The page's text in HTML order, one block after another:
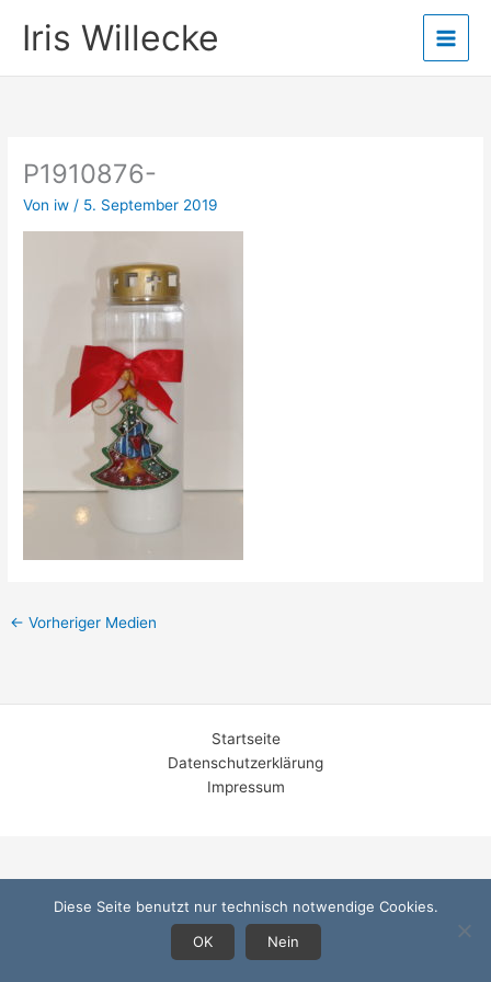
InhaltIris Willecke
P1910876-
Von iw / 5. September 2019
← Vorheriger Medien
Startseite
Datenschutzerklärung
Impressum
Diese Seite benutzt nur technisch notwendige Cookies.
OK
Nein